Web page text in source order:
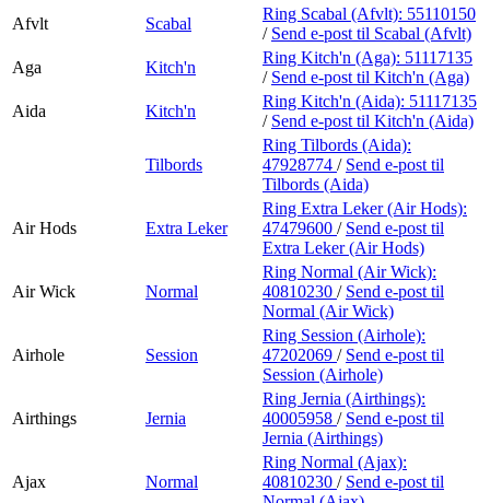
Afvlt
Scabal
Ring Scabal (Afvlt): 55110150
/ Send e-post til Scabal (Afvlt)
Aga
Kitch'n
Ring Kitch'n (Aga): 51117135
/ Send e-post til Kitch'n (Aga)
Aida
Kitch'n
Ring Kitch'n (Aida): 51117135
/ Send e-post til Kitch'n (Aida)
Tilbords
Ring Tilbords (Aida):
47928774 / Send e-post til
Tilbords (Aida)
Air Hods Extra Leker
Ring Extra Leker (Air Hods):
47479600 / Send e-post til
Extra Leker (Air Hods)
Air Wick Normal
Ring Normal (Air Wick):
40810230 / Send e-post til
Normal (Air Wick)
Airhole Session
Ring Session (Airhole):
47202069 / Send e-post til
Session (Airhole)
Airthings Jernia
Ring Jernia (Airthings):
40005958 / Send e-post til
Jernia (Airthings)
Ajax Normal
Ring Normal (Ajax):
40810230 / Send e-post til